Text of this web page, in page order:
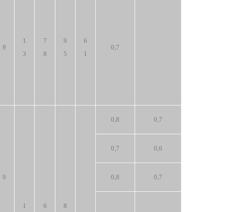
9
1
3
7
8
9
5
6
1
0,7
9
1
6
8
0,8 0,7
0,7 0,6
0,8 0,7